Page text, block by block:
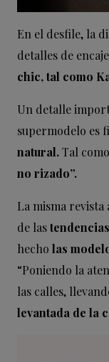
En el desfile, la
detalles de
chic, tal como
Un detalle
supermodelo es
natural.Tal
no rizado”.
La misma revista
de las
hecho las
“Poniendo la
las calles,
levantada de la